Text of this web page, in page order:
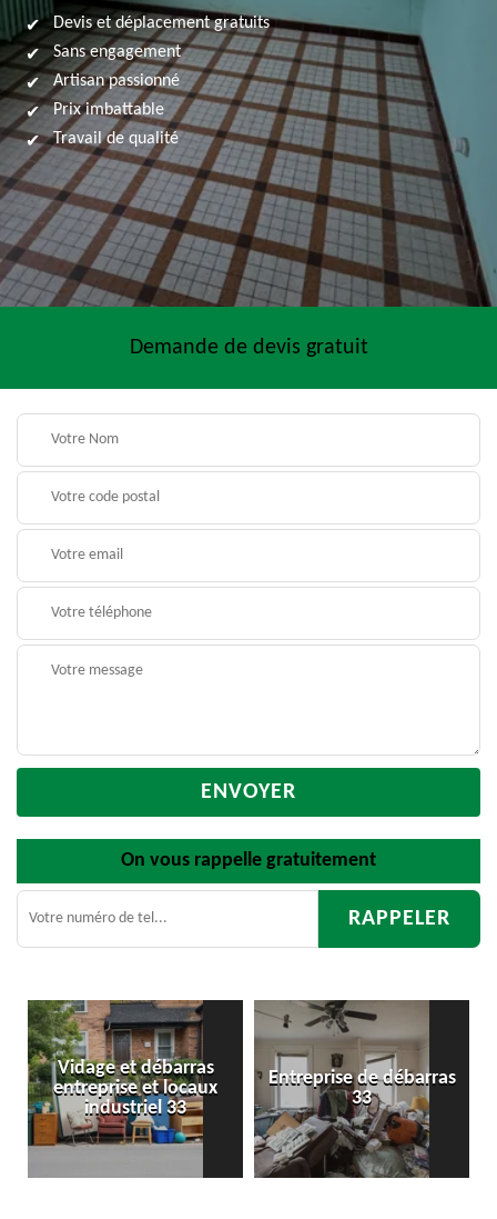
Devis et déplacement gratuits
Sans engagement
Artisan passionné
Prix imbattable
Travail de qualité
Demande de devis gratuit
On vous rappelle gratuitement
Entreprise de débarras
33
Débarras
d'appartement 33